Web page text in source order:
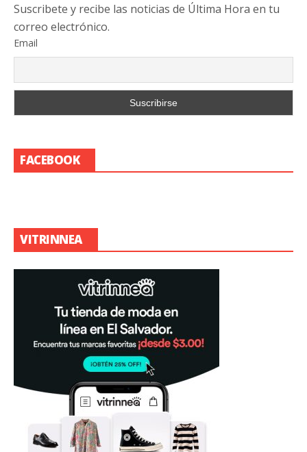
Suscribete y recibe las noticias de Última Hora en tu
correo electrónico.
Email
FACEBOOK
VITRINNEA